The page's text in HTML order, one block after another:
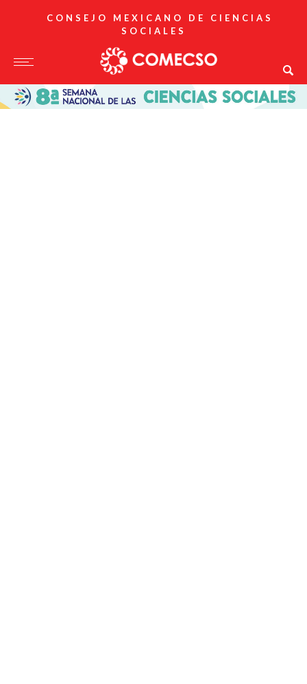
CONSEJO MEXICANO DE CIENCIAS
SOCIALES